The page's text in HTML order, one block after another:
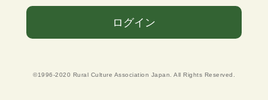
ログイン
©1996-2020 Rural Culture Association Japan. All Rights Reserved.